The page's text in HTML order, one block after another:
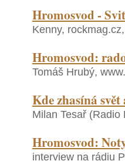
Hromosvod -
Kenny,
Hromosvod:
Tomáš Hrubý,
Kde zhasíná
Milan Tesař
Hromosvod:
interview na rádiu